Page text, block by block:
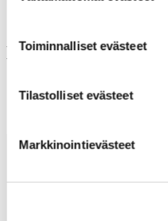
Toiminnalliset evästeet
Tilastolliset evästeet
Markkinointievästeet
Muut ostivat myös